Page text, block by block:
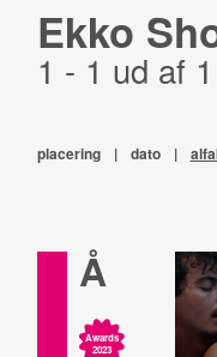
Ekko
1 - 1 ud af
placering | dato |
Å
Awards
2023